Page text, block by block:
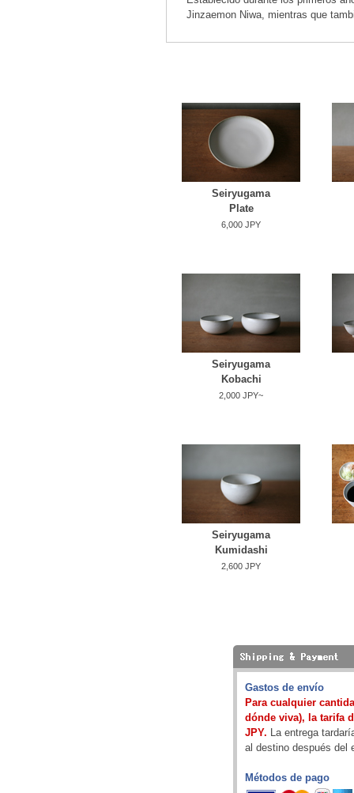
Jinzaemon Niwa, mientras que
Seiryugama
Plate
6,000 JPY
Seiryugama
Kobachi
2,000 JPY~
Seiryugama
Kumidashi
2,600 JPY
Gastos de envío
Para cualquier
dónde viva), la tarifa
JPY. La entrega
al destino después del
Métodos de pago